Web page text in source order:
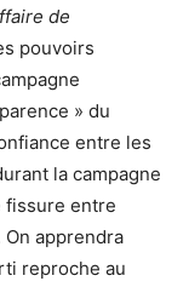
de
pouvoirs
» du
entre les
la campagne
fissure entre
On apprendra
reproche au